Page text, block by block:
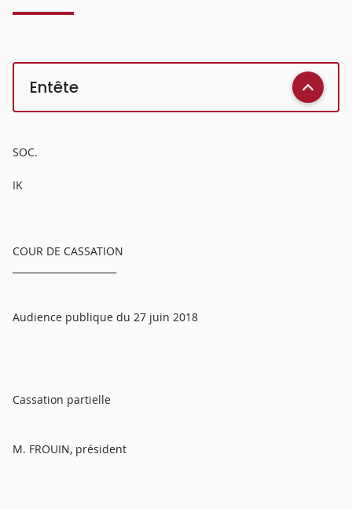
Entête
SOC.
IK
COUR DE CASSATION
Audience publique du 27 juin 2018
Cassation partielle
M. FROUIN, président